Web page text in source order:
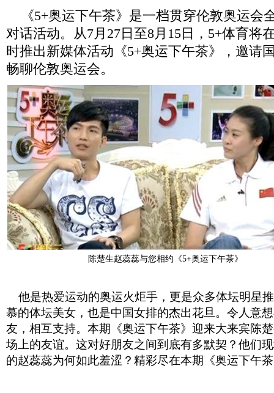
《5+奥运下午茶》是一档贯穿伦敦奥运会
对话活动。从7月27日至8月15日，5+体育将
时推出新媒体活动《5+奥运下午茶》，邀请
畅聊伦敦奥运会。
陈楚生赵蕊蕊与您相约《5+奥运下午茶》
他是热爱运动的奥运火炬手，更是众多体坛明星
慕的体坛美女，也是中国女排的杰出花旦。令人意
友，相互支持。本期《奥运下午茶》迎来大来宾陈
场上的友谊。这对好朋友之间到底有多默契？他们
的赵蕊蕊为何如此羞涩？精彩尽在本期《奥运下午